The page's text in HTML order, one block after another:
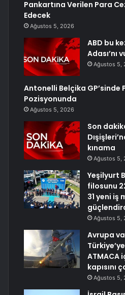
Pankartına Verilen Para
Edecek
Ağustos 5, 2026
ABD bu
Adası’nı
Ağustos 5,
Antonelli Belçika GP’sinde
Pozisyonunda
Ağustos 5, 2026
Son
kınama
Ağustos 5,
Yeşilyurt
filosunu
31 yeni iş
Ağustos 5,
Avrupa
ATMACA
kapısını
Ağustos 5,